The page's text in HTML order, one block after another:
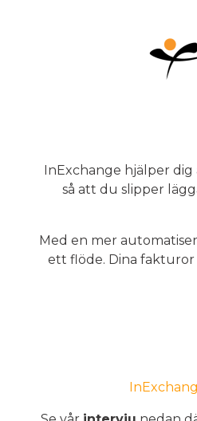
InExchange hjälper
så att du slipper
Med en mer
ett flöde. Dina fakturor